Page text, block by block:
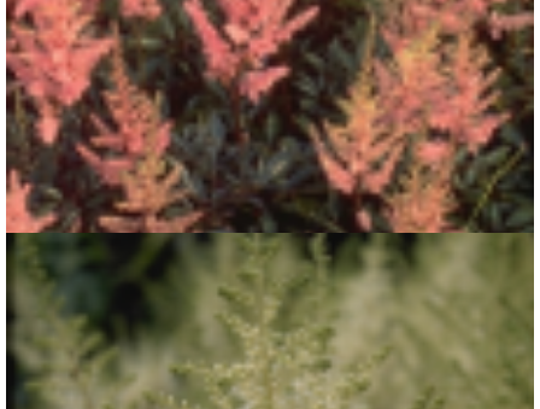
Spirea
Astilbe 'Erika'